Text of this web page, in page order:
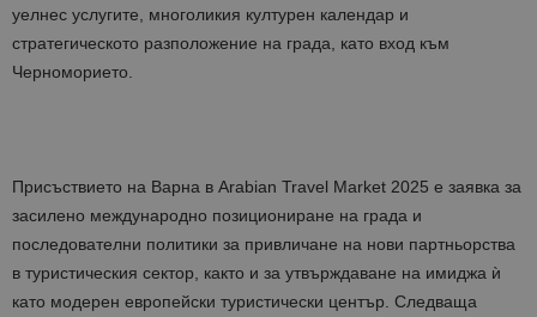
уелнес услугите, многоликия културен календар и
стратегическото разположение на града, като вход към
Черноморието.
Присъствието на Варна в Arabian Travel Market 2025 е заявка за
засилено международно позициониране на града и
последователни политики за привличане на нови партньорства
в туристическия сектор, както и за утвърждаване на имиджа ѝ
като модерен европейски туристически център. Следваща